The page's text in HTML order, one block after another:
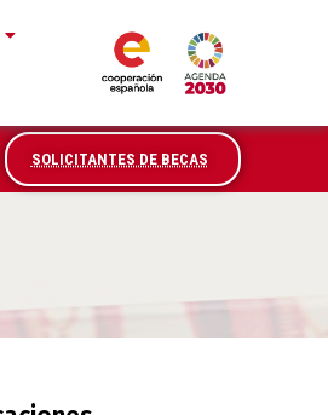
SOLICITANTES DE BECAS